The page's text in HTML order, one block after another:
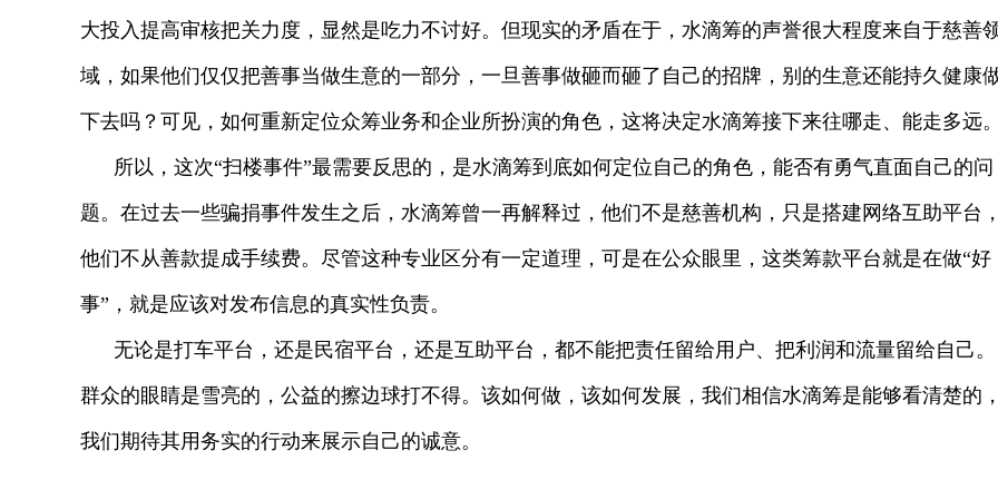
大投入提高审核把关力度，显然是吃力不讨好。但现实的矛盾在于，水滴筹的声誉很大程度来自于慈善
域，如果他们仅仅把善事当做生意的一部分，一旦善事做砸而砸了自己的招牌，别的生意还能持久健康
下去吗？可见，如何重新定位众筹业务和企业所扮演的角色，这将决定水滴筹接下来往哪走、能走多远。
所以，这次“扫楼事件”最需要反思的，是水滴筹到底如何定位自己的角色，能否有勇气直面自己的问
题。在过去一些骗捐事件发生之后，水滴筹曾一再解释过，他们不是慈善机构，只是搭建网络互助平台，
他们不从善款提成手续费。尽管这种专业区分有一定道理，可是在公众眼里，这类筹款平台就是在做“好
事”，就是应该对发布信息的真实性负责。
无论是打车平台，还是民宿平台，还是互助平台，都不能把责任留给用户、把利润和流量留给自己。
群众的眼睛是雪亮的，公益的擦边球打不得。该如何做，该如何发展，我们相信水滴筹是能够看清楚的，
我们期待其用务实的行动来展示自己的诚意。